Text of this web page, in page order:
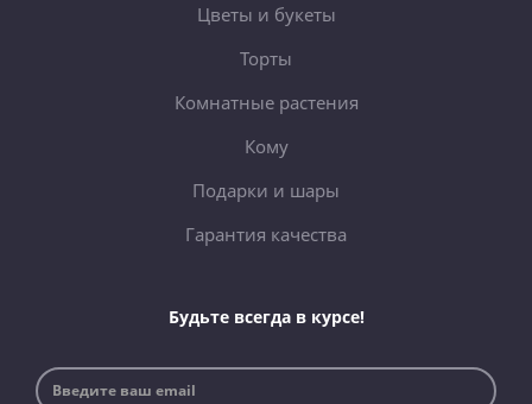
Цветы и букеты
Торты
Комнатные растения
Кому
Подарки и шары
Гарантия качества
Будьте всегда в курсе!